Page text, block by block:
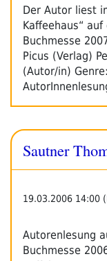
Der Autor liest
Kaffeehaus“
Buchmesse
Picus (Verlag)
(Autor/in) Genre:
Sautner
19.03.2006 14:00
Autorenlesung
Buchmesse